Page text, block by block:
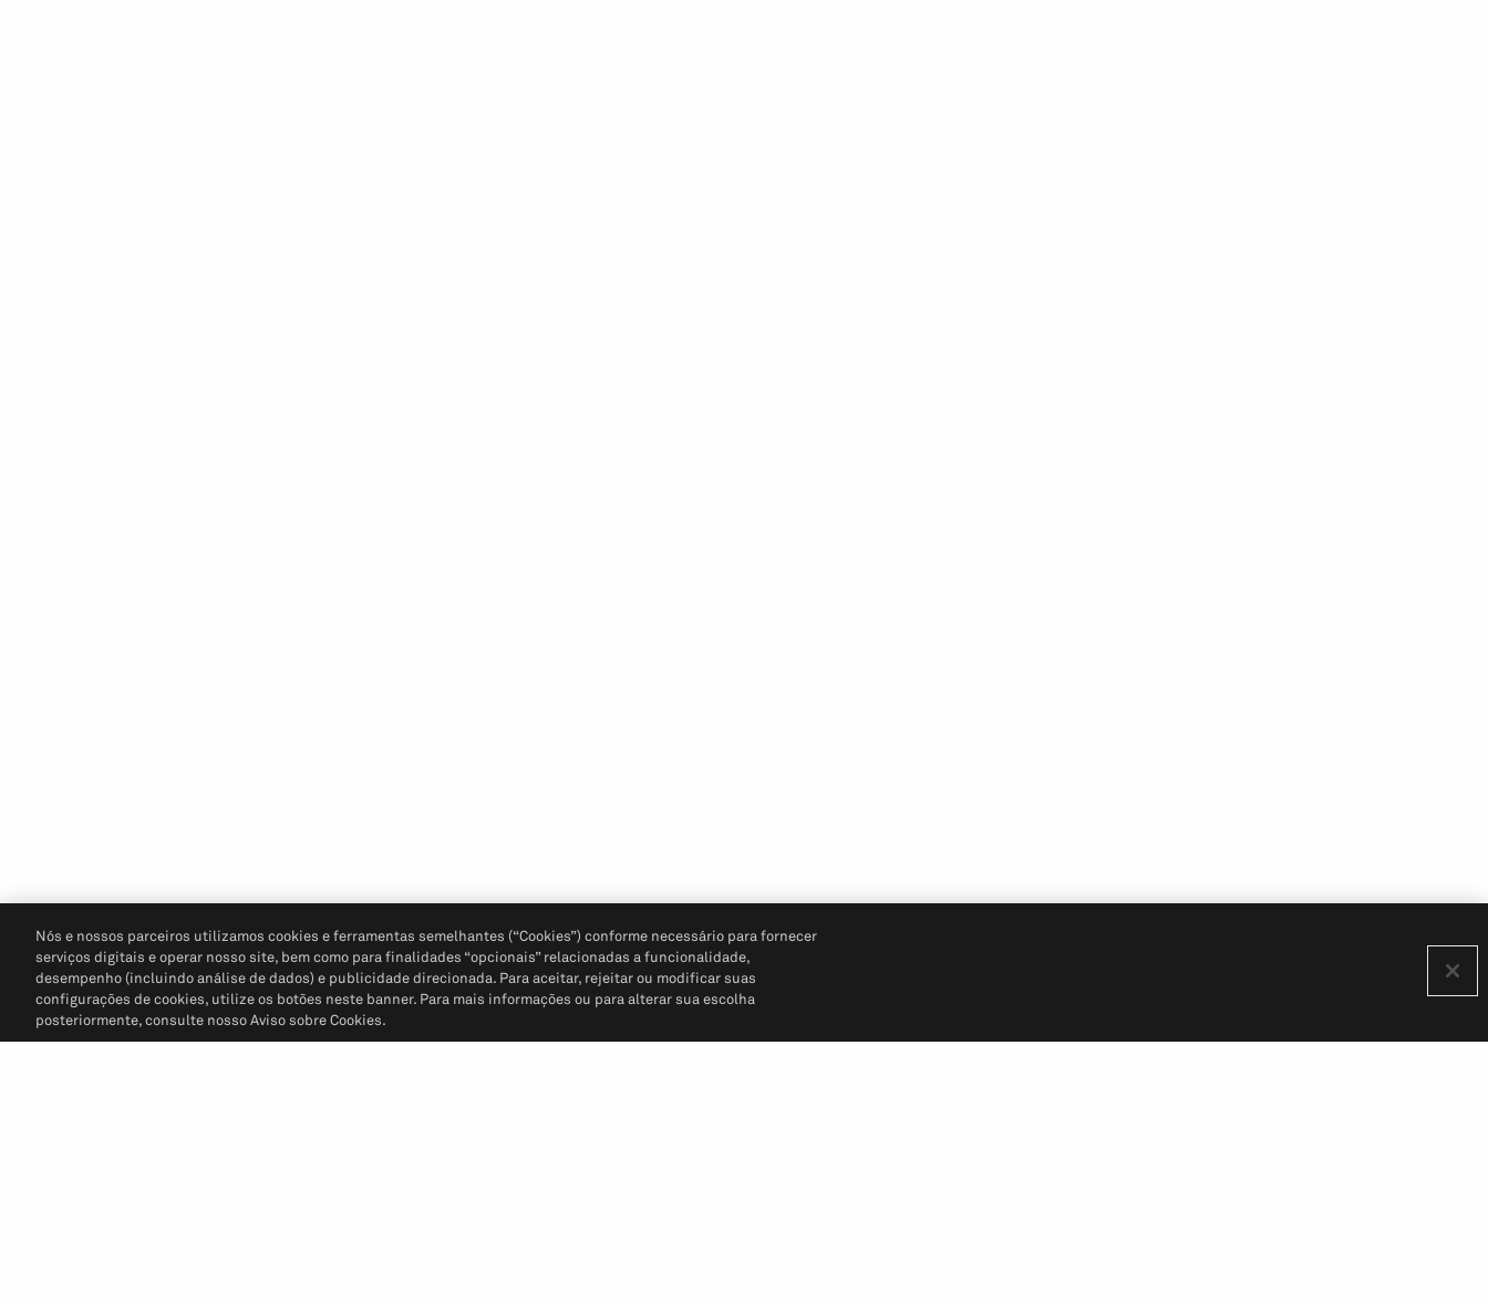
Nós e nossos parceiros utilizamos cookies e ferramentas semelhantes (“Cookies”) conforme necessário para fornecer
serviços digitais e operar nosso site, bem como para finalidades “opcionais” relacionadas a funcionalidade,
desempenho (incluindo análise de dados) e publicidade direcionada. Para aceitar, rejeitar ou modificar suas
configurações de cookies, utilize os botões neste banner. Para mais informações ou para alterar sua escolha
posteriormente, consulte nosso Aviso sobre Cookies.